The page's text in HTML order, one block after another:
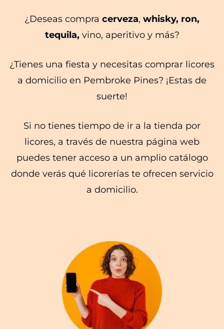
¿Deseas compra cerveza, whisky, ron,
tequila, vino, aperitivo y más?
¿Tienes una fiesta y necesitas comprar licores
a domicilio en Pembroke Pines? ¡Estas de
suerte!
Si no tienes tiempo de ir a la tienda por
licores, a través de nuestra página web
puedes tener acceso a un amplio catálogo
donde verás qué licorerías te ofrecen servicio
a domicilio.